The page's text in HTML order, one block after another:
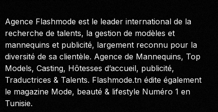
Agence Flashmode est le leader international de la
recherche de talents, la gestion de modèles et
mannequins et publicité, largement reconnu pour la
diversité de sa clientèle. Agence de Mannequins, Top
Models, Casting, Hôtesses d’accueil, publicité,
Traductrices & Talents. Flashmode.tn édite également
le magazine Mode, beauté & lifestyle Numéro 1 en
Tunisie.